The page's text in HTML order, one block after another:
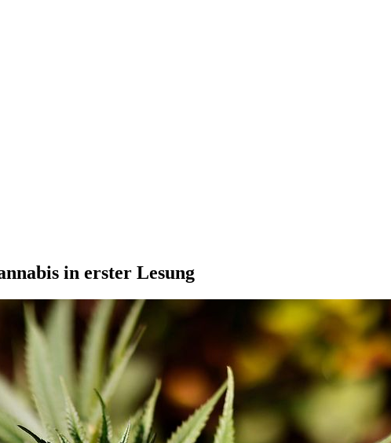
in erster Lesung